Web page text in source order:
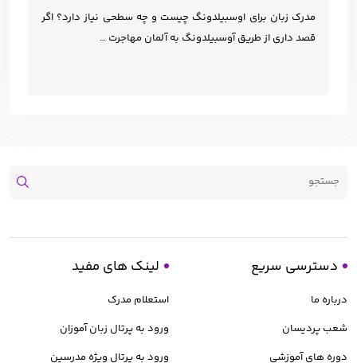
مدرک زبان برای اوسبیلدونگ چیست و چه سطحی نیاز دارد؟ اگر
قصد داری از طریق آوسبیلدونگ به آلمان مهاجرت …
دسترسی سریع
درباره ما
شعب پردیسان
دوره های آموزشی
لینک های مفید
استعلام مدرک
ورود به پرتال زبان آموزان
ورود به پرتال ویژه مدرسین